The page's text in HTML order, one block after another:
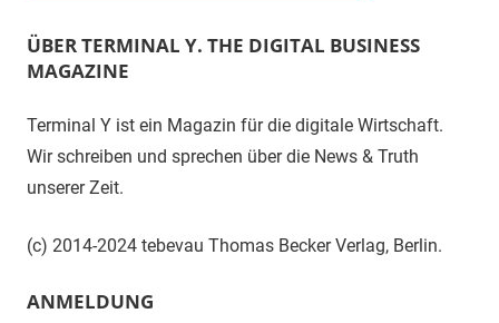
ÜBER TERMINAL Y. THE DIGITAL BUSINESS
MAGAZINE
Terminal Y ist ein Magazin für die digitale Wirtschaft.
Wir schreiben und sprechen über die News & Truth
unserer Zeit.
(c) 2014-2024 tebevau Thomas Becker Verlag, Berlin.
ANMELDUNG